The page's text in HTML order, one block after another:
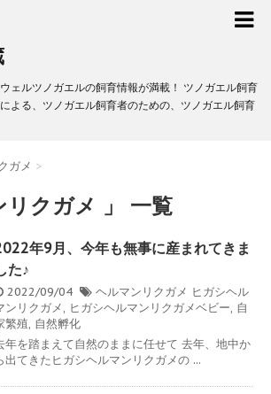
ェルツノガエルの飼育情報が満載！ ツノガエル飼育
よる、ツノガエル飼育者のための、ツノガエル飼育
ガメ >
リクガメ 」 一覧
年9月、今年も無事に産まれてきま
た♪
2022/09/04 ヘルマンリクガメ ヒガシヘル
ンリクガメ, ヒガシヘルマンリクガメベビー, 自
繁殖, 自然孵化
年を踏まえて自然のままに任せて 去年、地中か
出てきたヒガシヘルマンリクガメの ...